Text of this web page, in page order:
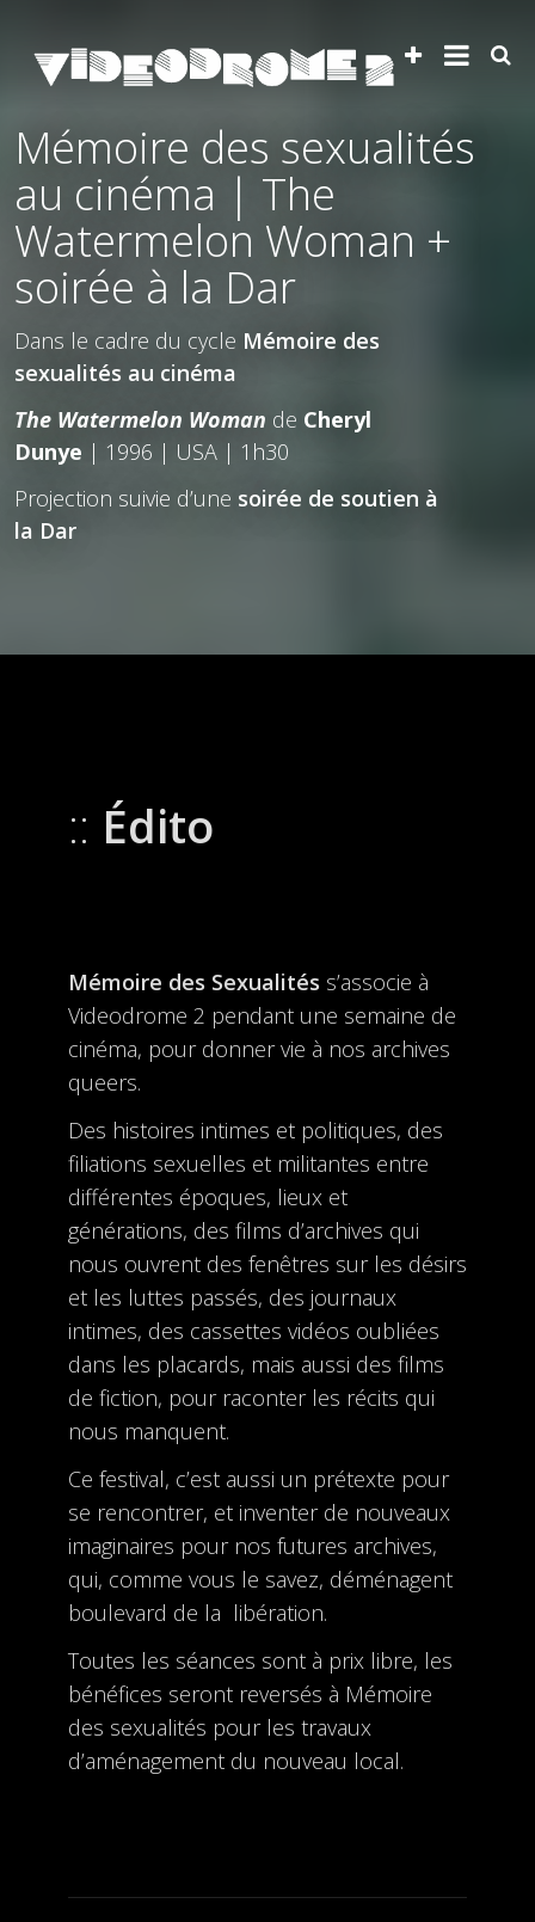
Mémoire des sexualités
au cinéma | The
Watermelon Woman +
soirée à la Dar
Dans le cadre du cycle Mémoire des
sexualités au cinéma
The Watermelon Woman de Cheryl
Dunye | 1996 | USA | 1h30
Projection suivie d’une soirée de soutien à
la Dar
Édito
Mémoire des Sexualités s’associe à
Videodrome 2 pendant une semaine de
cinéma, pour donner vie à nos archives
queers.
Des histoires intimes et politiques, des
filiations sexuelles et militantes entre
différentes époques, lieux et
générations, des films d’archives qui
nous ouvrent des fenêtres sur les désirs
et les luttes passés, des journaux
intimes, des cassettes vidéos oubliées
dans les placards, mais aussi des films
de fiction, pour raconter les récits qui
nous manquent.
Ce festival, c’est aussi un prétexte pour
se rencontrer, et inventer de nouveaux
imaginaires pour nos futures archives,
qui, comme vous le savez, déménagent
boulevard de la libération.
Toutes les séances sont à prix libre, les
bénéfices seront reversés à Mémoire
des sexualités pour les travaux
d’aménagement du nouveau local.